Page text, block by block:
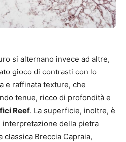
si alternano invece ad altre,
gioco di contrasti con lo
e raffinata texture, che
tenue, ricco di profondità e
Reef. La superficie, inoltre, è
interpretazione della pietra
classica Breccia Capraia,